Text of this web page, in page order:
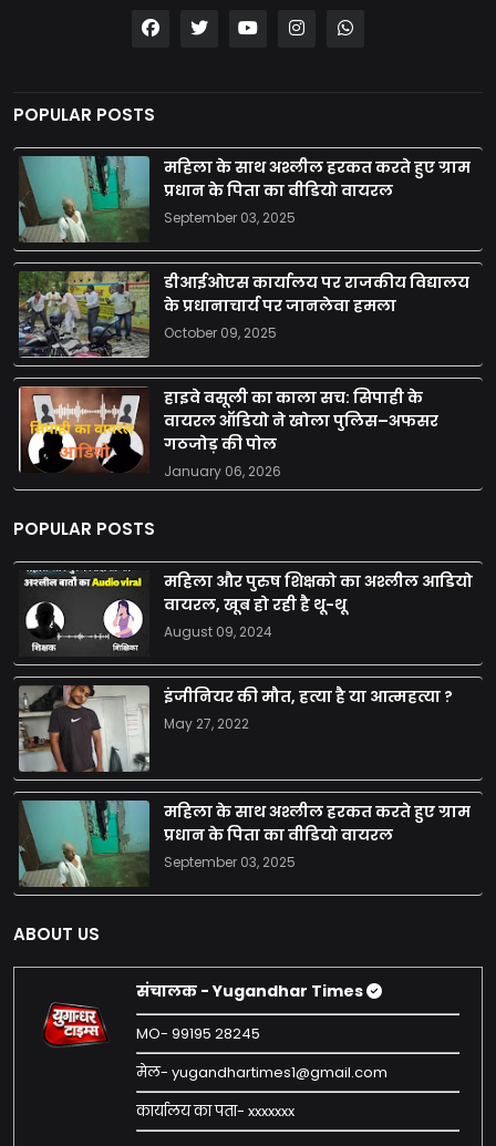
POPULAR POSTS
महिला के साथ अश्लील हरकत करते हुए ग्राम
प्रधान के पिता का वीडियो वायरल
September 03, 2025
डीआईओएस कार्यालय पर राजकीय विद्यालय
के प्रधानाचार्य पर जानलेवा हमला
October 09, 2025
हाइवे वसूली का काला सच: सिपाही के
वायरल ऑडियो ने खोला पुलिस–अफसर
गठजोड़ की पोल
January 06, 2026
POPULAR POSTS
महिला और पुरुष शिक्षको का अश्लील आडियो
वायरल, खूब हो रही है थू-थू
August 09, 2024
इंजीनियर की मौत, हत्या है या आत्महत्या ?
May 27, 2022
महिला के साथ अश्लील हरकत करते हुए ग्राम
प्रधान के पिता का वीडियो वायरल
September 03, 2025
ABOUT US
संचालक - Yugandhar Times
MO- 99195 28245
मेल- yugandhartimes1@gmail.com
कार्यालय का पता- xxxxxxx